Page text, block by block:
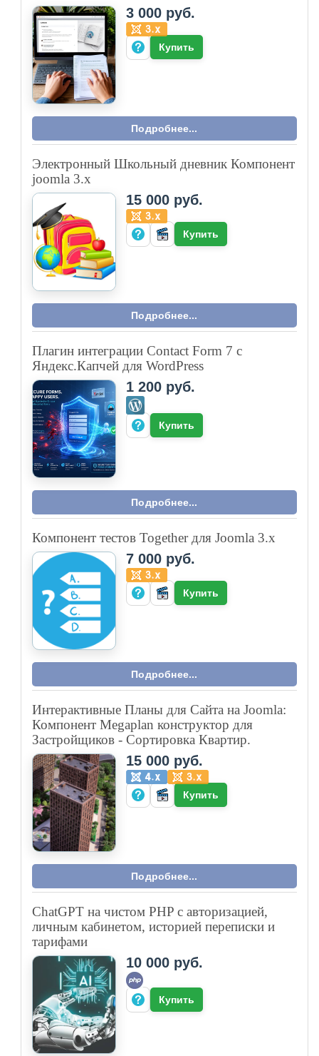
3 000 руб.
Купить
Подробнее...
Электронный Школьный дневник Компонент
joomla 3.x
15 000 руб.
Купить
Подробнее...
Плагин интеграции Contact Form 7 с
Яндекс.Капчей для WordPress
1 200 руб.
Купить
Подробнее...
Компонент тестов Together для Joomla 3.x
7 000 руб.
Купить
Подробнее...
Интерактивные Планы для Сайта на Joomla:
Компонент Megaplan конструктор для
Застройщиков - Сортировка Квартир.
15 000 руб.
Купить
Подробнее...
ChatGPT на чистом PHP с авторизацией,
личным кабинетом, историей переписки и
тарифами
10 000 руб.
Купить